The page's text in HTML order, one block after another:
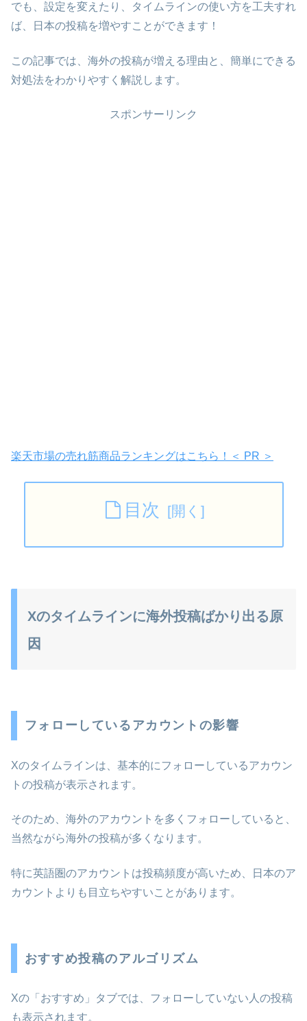
でも、設定を変えたり、タイムラインの使い方を工夫すれ
ば、日本の投稿を増やすことができます！
この記事では、海外の投稿が増える理由と、簡単にできる
対処法をわかりやすく解説します。
スポンサーリンク
楽天市場の売れ筋商品ランキングはこちら！＜ PR ＞
目次
Xのタイムラインに海外投稿ばかり出る原
因
フォローしているアカウントの影響
Xのタイムラインは、基本的にフォローしているアカウン
トの投稿が表示されます。
そのため、海外のアカウントを多くフォローしていると、
当然ながら海外の投稿が多くなります。
特に英語圏のアカウントは投稿頻度が高いため、日本のア
カウントよりも目立ちやすいことがあります。
おすすめ投稿のアルゴリズム
Xの「おすすめ」タブでは、フォローしていない人の投稿
も表示されます。